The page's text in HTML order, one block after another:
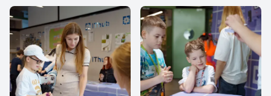
IThub school IThub school